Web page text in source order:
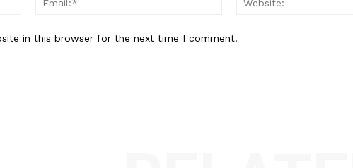
in this browser for the next time I comment.